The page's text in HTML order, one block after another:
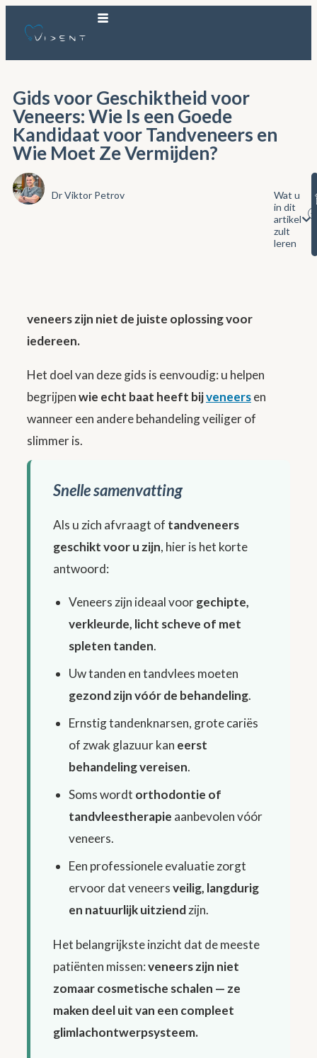
Gids voor Geschiktheid voor
Veneers: Wie Is een Goede
Kandidaat voor Tandveneers en
Wie Moet Ze Vermijden?
Dr Viktor Petrov
Wat u
in dit
artikel
zult
leren
veneers zijn niet de juiste oplossing voor
iedereen.
Het doel van deze gids is eenvoudig: u helpen
begrijpenwie echt baat heeft bijveneersen
wanneer een andere behandeling veiliger of
slimmer is.
Snelle samenvatting
Als u zich afvraagt of tandveneers
geschikt voor u zijn, hier is het korte
antwoord:
Veneers zijn ideaal voorgechipte,
verkleurde, licht scheve of met
spleten tanden.
Uw tanden en tandvlees moeten
gezond zijn vóór de behandeling.
Ernstig tandenknarsen, grote cariës
of zwak glazuur kan eerst
behandeling vereisen.
Soms wordt orthodontie of
tandvleestherapie aanbevolen vóór
veneers.
Een professionele evaluatie zorgt
ervoor dat veneersveilig, langdurig
en natuurlijk uitziendzijn.
Het belangrijkste inzicht dat de meeste
patiënten missen:veneers zijn niet
zomaar cosmetische schalen — ze
maken deel uit van een compleet
glimlachontwerpsysteem.